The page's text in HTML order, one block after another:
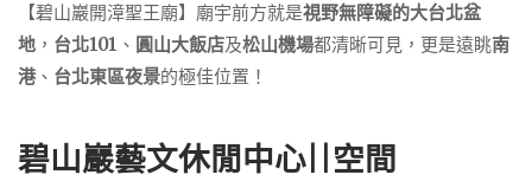
【碧山巖開漳聖王廟】廟宇前方就是視野無障礙的大台北盆
地 ， 台北101 、 圓山大飯店及松山機場都清晰可見，更是遠眺南
港 、 台北東區夜景的極佳位置！
碧山巖藝文休閒中心||空間